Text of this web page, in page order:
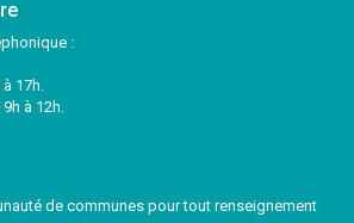
:
17h.
à 12h.
de communes pour tout renseignement